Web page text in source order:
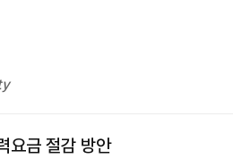
요금 절감 방안